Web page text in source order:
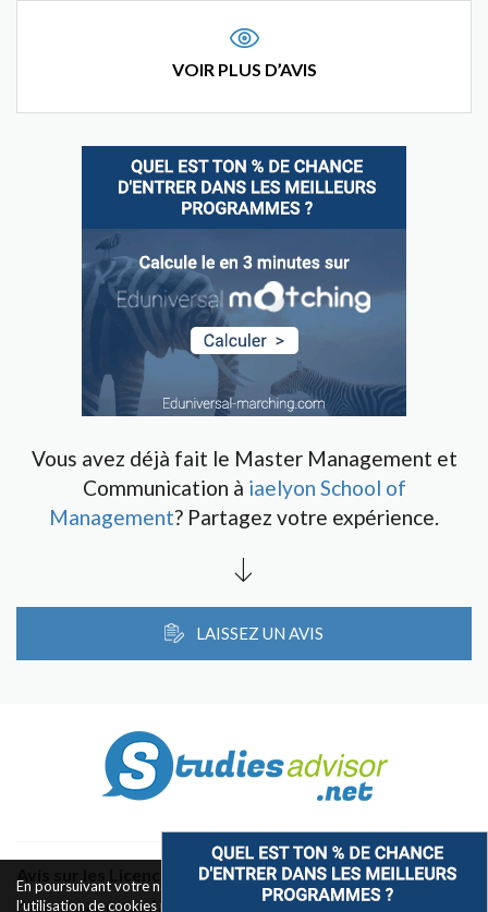
VOIR PLUS D’AVIS
Vous avez déjà fait le Master Management et
Communication à iaelyon School of
Management? Partagez votre expérience.
LAISSEZ UN AVIS
Avis sur les Licences & Bachelors
En poursuivant votre navigation sur ce site, vous acceptez
l'utilisation de cookies pour le fonctionnement des boutons de